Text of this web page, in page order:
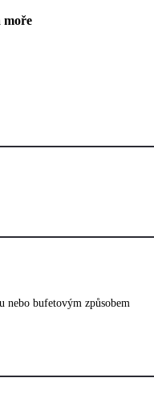
moře
nebo bufetovým způsobem